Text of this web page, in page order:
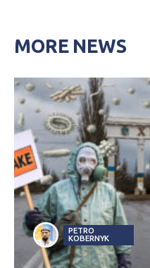
MORE NEWS
PETRO
KOBERNYK